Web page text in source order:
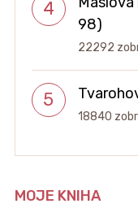
98)
22292
18840
MOJE KNIHA